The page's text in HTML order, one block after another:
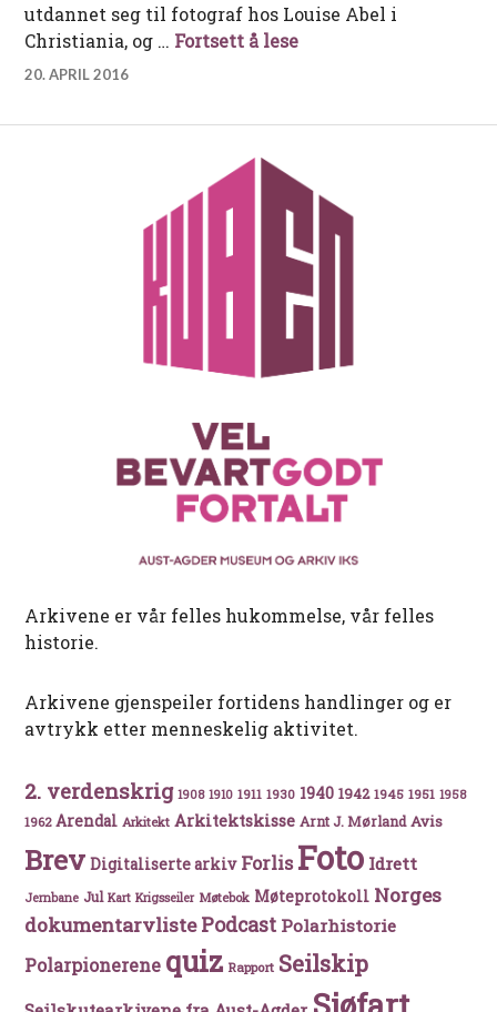
utdannet seg til fotograf hos Louise Abel i
Christiania, og … Fortsett å leseEn sankthansaften i
20. APRIL 2016
Arkivene er vår felles hukommelse, vår felles
historie.
Arkivene gjenspeiler fortidens handlinger og er
avtrykk etter menneskelig aktivitet.
2. verdenskrig 1908 1910 1911 1930 1940 1942 1945 1951 1958
1962 Arendal Arkitekt Arkitektskisse Arnt J. Mørland Avis
Brev Digitaliserte arkiv Forlis Foto Idrett
Jernbane Jul Kart Krigsseiler Møtebok Møteprotokoll Norges
dokumentarvlistePodcast Polarhistorie
Polarpionerene quiz Rapport Seilskip